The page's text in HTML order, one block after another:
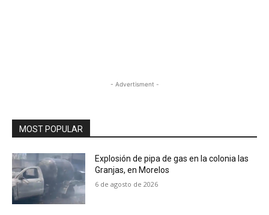
- Advertisment -
MOST POPULAR
Explosión de pipa de gas en la colonia las
Granjas, en Morelos
6 de agosto de 2026